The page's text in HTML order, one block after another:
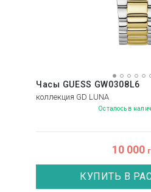
Часы GUESS GW0308L6
коллекция GD LUNA
Осталось в
10 000
КУПИТЬ В